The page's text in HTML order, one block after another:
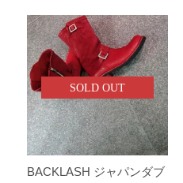
SOLD OUT
BACKLASH ジャパンダブ